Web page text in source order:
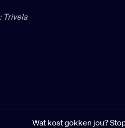
Trivela
Wat kost gokken jou?